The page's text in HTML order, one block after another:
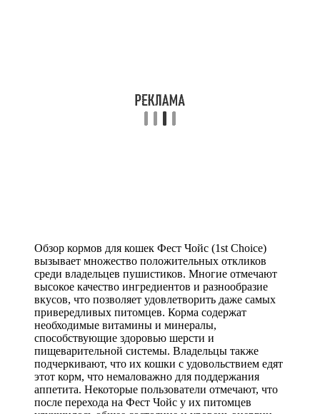
Обзор кормов для кошек Фест Чойс (1st Choice)
вызывает множество положительных откликов
среди владельцев пушистиков. Многие отмечают
высокое качество ингредиентов и разнообразие
вкусов, что позволяет удовлетворить даже самых
привередливых питомцев. Корма содержат
необходимые витамины и минералы,
способствующие здоровью шерсти и
пищеварительной системы. Владельцы также
подчеркивают, что их кошки с удовольствием едят
этот корм, что немаловажно для поддержания
аппетита. Некоторые пользователи отмечают, что
после перехода на Фест Чойс у их питомцев